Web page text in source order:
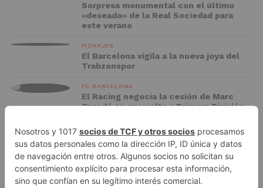
Sorpresa monumental con el último
«deseado» de la Real Sociedad para
este verano
FICHAJES
El Barcelona vigila a la nueva joya del
Trabzonspor
FC BARCELONA
El Racing negocia la cesión de Marc
Casadó en su vuelta a Primera División
ADVERTISEMENT